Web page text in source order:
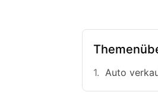
Auto